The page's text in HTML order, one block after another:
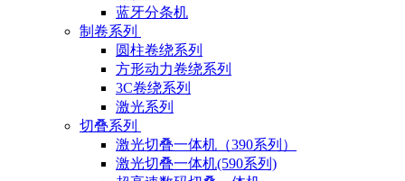
蓝牙分条机
制卷系列
圆柱卷绕系列
方形动力卷绕系列
3C卷绕系列
激光系列
切叠系列
激光切叠一体机（390系列）
激光切叠一体机(590系列)